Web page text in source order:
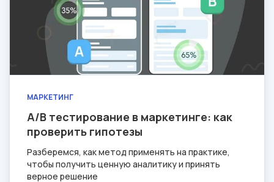
МАРКЕТИНГ
A/B тестирование в маркетинге: как
проверить гипотезы
Разберемся, как метод применять на практике,
чтобы получить ценную аналитику и принять
верное решение